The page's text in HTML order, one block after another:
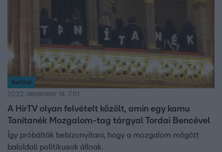
Belföld
2022. december 14. 7:51
A HírTV olyan felvételt közölt, amin egy kamu
Tanítanék Mozgalom-tag tárgyal Tordai Bencével
Így próbálták bebizonyítani, hogy a mozgalom mögött
baloldali politikusok állnak.